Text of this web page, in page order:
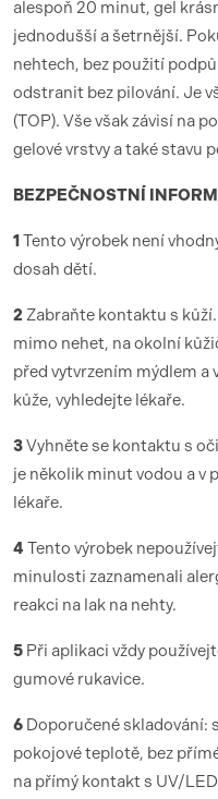
alespoň 20 minut, gel
jednodušší a šetrnější.
nehtech, bez použití
odstranit bez pilování. Je
(TOP). Vše však závisí na
gelové vrstvy a také stavu
BEZPEČNOSTNÍ
1Tento výrobek není
dosah dětí.
2 Zabraňte kontaktu s
mimo nehet, na okolní
před vytvrzením mýdlem a
kůže, vyhledejte lékaře.
3Vyhněte se kontaktu s
je několik minut vodou a v
lékaře.
4 Tento výrobek
minulosti zaznamenali
reakci na lak na nehty.
5 Při aplikaci vždy
gumové rukavice.
6 Doporučené skladování:
pokojové teplotě, bez
na přímý kontakt s UV/